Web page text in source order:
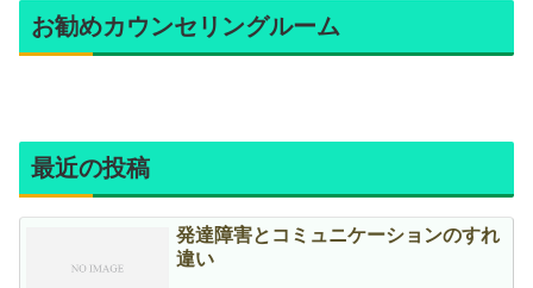
お勧めカウンセリングルーム
最近の投稿
発達障害とコミュニケーションのすれ
違い